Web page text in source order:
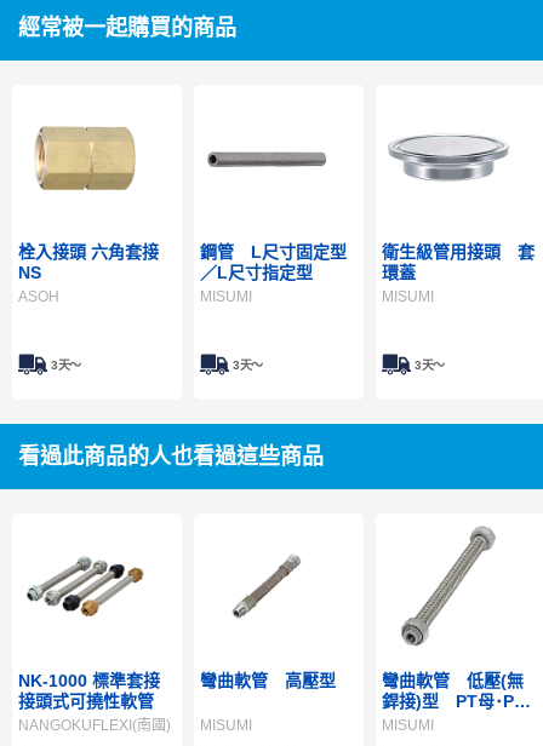
經常被一起購買的商品
栓入接頭 六角套接
NS
ASOH
3天～
鋼管 L尺寸固定型
／L尺寸指定型
MISUMI
3天～
衛生級管用接頭 套
環蓋
MISUMI
3天～
看過此商品的人也看過這些商品
NK-1000 標準套接
接頭式可撓性軟管
NANGOKUFLEXI(南國)
彎曲軟管 高壓型
MISUMI
彎曲軟管 低壓(無
銲接)型 PT母･PT
母
MISUMI